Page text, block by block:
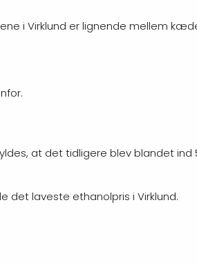
i Virklund er lignende mellem
at det tidligere blev blandet ind
det laveste ethanolpris i Virklund.